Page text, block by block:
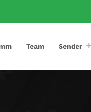
Team Sender